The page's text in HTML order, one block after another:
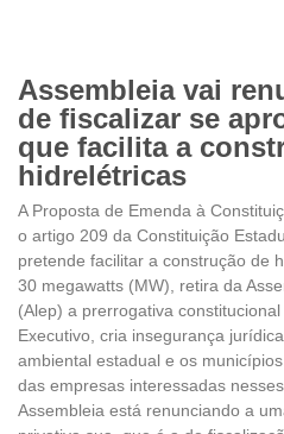
Assembleia vai
de fiscalizar se
que facilita a
hidrelétricas
A Proposta de Emenda à
o artigo 209 da Constituição
pretende facilitar a construção de
30 megawatts (MW), retira da
(Alep) a prerrogativa
Executivo, cria insegurança
ambiental estadual e os
das empresas interessadas
Assembleia está renunciando a